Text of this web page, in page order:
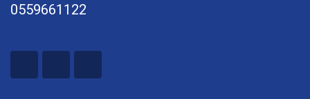
0559661122